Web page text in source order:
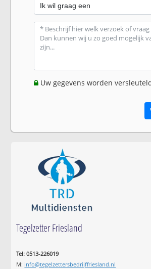
Uw gegevens worden
Tegelzetter Friesland
Tel: 0513-226019
M: info@tegelzettersbedrijffriesland.nl